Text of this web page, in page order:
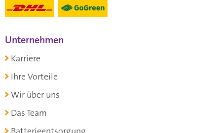
Unternehmen
Karriere
Ihre Vorteile
Wir über uns
Das Team